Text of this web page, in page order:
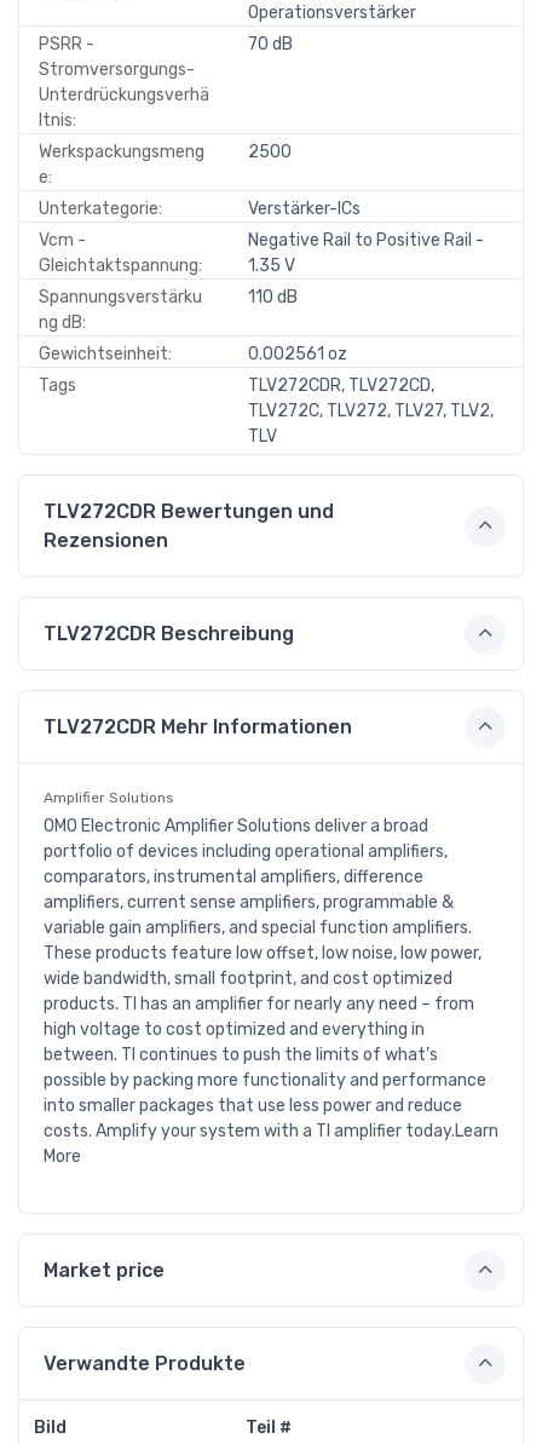
Operationsverstärker
PSRR -
Stromversorgungs-
Unterdrückungsverhä
ltnis:
70 dB
Werkspackungsmeng
e:
2500
Unterkategorie:
Verstärker-ICs
Vcm -
Gleichtaktspannung:
Negative Rail to Positive Rail -
1.35 V
Spannungsverstärku
ng dB:
110 dB
Gewichtseinheit:
0.002561 oz
Tags
TLV272CDR, TLV272CD,
TLV272C, TLV272, TLV27, TLV2,
TLV
TLV272CDR Bewertungen und
Rezensionen
TLV272CDR Beschreibung
TLV272CDR Mehr Informationen
Amplifier Solutions
OMO Electronic Amplifier Solutions deliver a broad
portfolio of devices including operational amplifiers,
comparators, instrumental amplifiers, difference
amplifiers, current sense amplifiers, programmable &
variable gain amplifiers, and special function amplifiers.
These products feature low offset, low noise, low power,
wide bandwidth, small footprint, and cost optimized
products. TI has an amplifier for nearly any need – from
high voltage to cost optimized and everything in
between. TI continues to push the limits of what’s
possible by packing more functionality and performance
into smaller packages that use less power and reduce
costs. Amplify your system with a TI amplifier today.Learn
More
Market price
Verwandte Produkte
Bild Teil #